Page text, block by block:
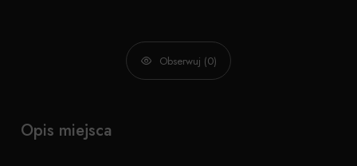
Obserwuj (0)
Opis miejsca